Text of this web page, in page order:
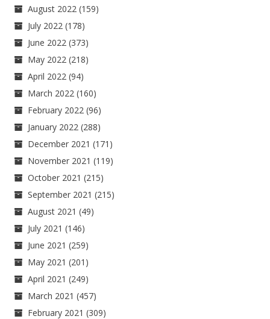
August 2022 (159)
July 2022 (178)
June 2022 (373)
May 2022 (218)
April 2022 (94)
March 2022 (160)
February 2022 (96)
January 2022 (288)
December 2021 (171)
November 2021 (119)
October 2021 (215)
September 2021 (215)
August 2021 (49)
July 2021 (146)
June 2021 (259)
May 2021 (201)
April 2021 (249)
March 2021 (457)
February 2021 (309)